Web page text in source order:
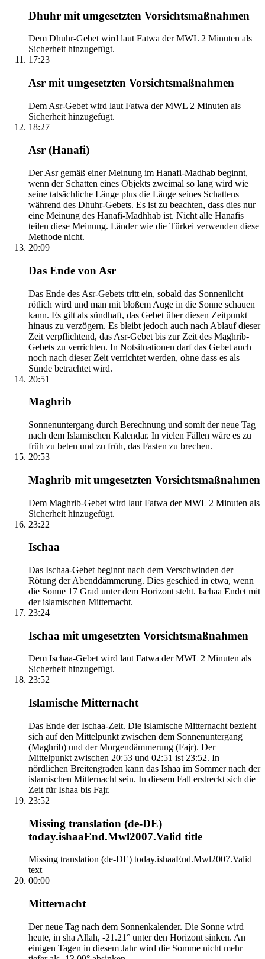
Dhuhr mit umgesetzten Vorsichtsmaßnahmen
Dem Dhuhr-Gebet wird laut Fatwa der MWL 2 Minuten als
Sicherheit hinzugefügt.
17:23
Asr mit umgesetzten Vorsichtsmaßnahmen
Dem Asr-Gebet wird laut Fatwa der MWL 2 Minuten als
Sicherheit hinzugefügt.
18:27
Asr (Hanafi)
Der Asr gemäß einer Meinung im Hanafi-Madhab beginnt,
wenn der Schatten eines Objekts zweimal so lang wird wie
seine tatsächliche Länge plus die Länge seines Schattens
während des Dhuhr-Gebets. Es ist zu beachten, dass dies nur
eine Meinung des Hanafi-Madhhab ist. Nicht alle Hanafis
teilen diese Meinung. Länder wie die Türkei verwenden diese
Methode nicht.
20:09
Das Ende von Asr
Das Ende des Asr-Gebets tritt ein, sobald das Sonnenlicht
rötlich wird und man mit bloßem Auge in die Sonne schauen
kann. Es gilt als sündhaft, das Gebet über diesen Zeitpunkt
hinaus zu verzögern. Es bleibt jedoch auch nach Ablauf dieser
Zeit verpflichtend, das Asr-Gebet bis zur Zeit des Maghrib-
Gebets zu verrichten. In Notsituationen darf das Gebet auch
noch nach dieser Zeit verrichtet werden, ohne dass es als
Sünde betrachtet wird.
20:51
Maghrib
Sonnenuntergang durch Berechnung und somit der neue Tag
nach dem Islamischen Kalendar. In vielen Fällen wäre es zu
früh zu beten und zu früh, das Fasten zu brechen.
20:53
Maghrib mit umgesetzten Vorsichtsmaßnahmen
Dem Maghrib-Gebet wird laut Fatwa der MWL 2 Minuten als
Sicherheit hinzugefügt.
23:22
Ischaa
Das Ischaa-Gebet beginnt nach dem Verschwinden der
Rötung der Abenddämmerung. Dies geschied in etwa, wenn
die Sonne 17 Grad unter dem Horizont steht. Ischaa Endet mit
der islamischen Mitternacht.
23:24
Ischaa mit umgesetzten Vorsichtsmaßnahmen
Dem Ischaa-Gebet wird laut Fatwa der MWL 2 Minuten als
Sicherheit hinzugefügt.
23:52
Islamische Mitternacht
Das Ende der Ischaa-Zeit. Die islamische Mitternacht bezieht
sich auf den Mittelpunkt zwischen dem Sonnenuntergang
(Maghrib) und der Morgendämmerung (Fajr). Der
Mittelpunkt zwischen 20:53 und 02:51 ist 23:52. In
nördlichen Breitengraden kann das Ishaa im Sommer nach der
islamischen Mitternacht sein. In diesem Fall erstreckt sich die
Zeit für Ishaa bis Fajr.
23:52
Missing translation (de-DE)
today.ishaaEnd.Mwl2007.Valid title
Missing translation (de-DE) today.ishaaEnd.Mwl2007.Valid
text
00:00
Mitternacht
Der neue Tag nach dem Sonnenkalender. Die Sonne wird
heute, in sha Allah, -21.21° unter den Horizont sinken. An
einigen Tagen in diesem Jahr wird die Somme nicht mehr